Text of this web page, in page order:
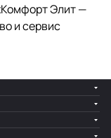
Элит —
и сервис